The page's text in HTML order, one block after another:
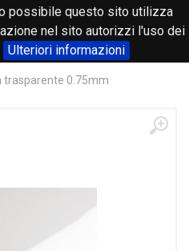
possibile questo sito utilizza
nel sito autorizzi l'uso dei
Ulteriori informazioni
0
trasparente 0.75mm